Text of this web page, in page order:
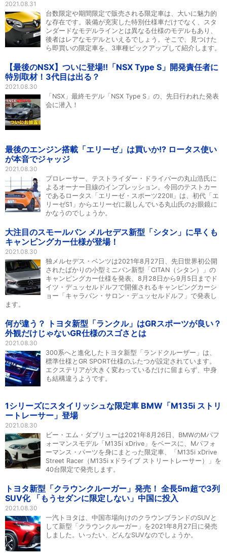
2021.08.31
台数限定や期間限定で販売される限定車は、大いに魅力的
な存在です。装備が充実した特別仕様車だけでなく、スタ
ンダードなモデルラインとは異なる仕様のモデルもあり、
後者はレアなモデルといえるでしょう。そこで、見つけた
ら即買いの限定車を、3車種ピックアップして紹介します。
【最後のNSX】ついに登場!!「NSX Type S」開発責任者に
特別取材！3代目は出る？
2021.08.30
「NSX」最終モデル「NSX Type S」の、先日行われた発表
会に潜入！
最後のエンジン搭載「エリーゼ」は買いか!? ロータス使い
が本音でジャッジ
2021.08.30
プロレーサー、テストライダー・ドライバーの丸山浩氏に
よるオーナー目線のインプレッション。今回のテストカー
であるロータス「エリーゼ・スポーツ220II」は、初代「エ
リーゼS1」からエリーゼに親しんでいる丸山氏のお眼鏡に
かなうのでしょうか。
大注目のスモールバン メルセデス新型「シタン」に早くも
キャンピングカー仕様が登場！
2021.08.30
独メルセデス・ベンツは2021年8月27日、先日世界初公開
されたばかりの小型ミニバン新型「CITAN（シタン）」の
キャンピングカー仕様を発表、8月28日から9月5日までド
イツ・デュッセルドルフで開催されるキャンピングカーシ
ョー「キャラバン・サロン・デュッセルドルフ」で発表し
ます。
何が違う？ トヨタ新型「ランクル」はGRスポーツが良い？
外観だけじゃないGR仕様のスゴさとは
2021.08.30
300系へと進化したトヨタ新型「ランドクルーザー」は、
標準仕様とGR SPORT仕様のふたつが設定されています。
エクステリアが大きく変わっているだけに留まらず、中身
も結構違うようです。
1シリーズにスタイリッシュな限定車 BMW「M135i ストリ
ートレーサー」登場
2021.08.30
ビー・エム・ダブリューは2021年8月26日、BMWのMパフ
ォーマンスモデル「M135i xDrive」をベースに、Mパフォ
ーマンス・パーツを身にまとった限定車、「M135i xDrive
Street Racer（M135i xドライブ ストリートレーサー）」を
40台限定で発売します。
トヨタ新型「クラウンクルーガー」発売！ 全長5m超で3列
SUV化 「もうセダンに限定しない」中国に投入
2021.08.30
一汽トヨタは、中国市場向けのクラウンブランドのSUVと
して新型「クラウンクルーガー」を2021年8月27日に発売
しました。いったい、どんなSUVなのでしょうか。